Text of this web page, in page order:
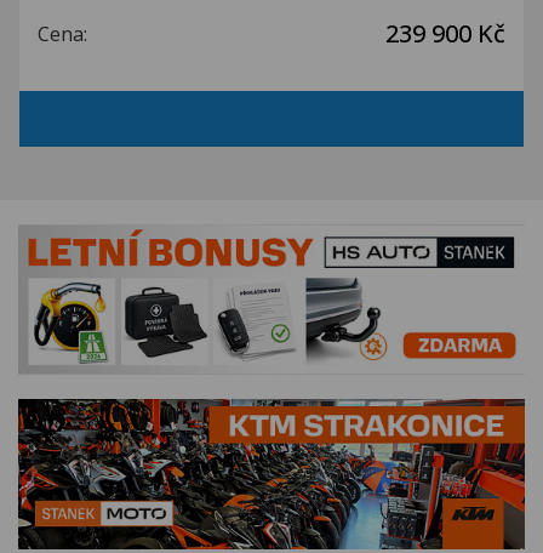
Cena: 239 900 Kč